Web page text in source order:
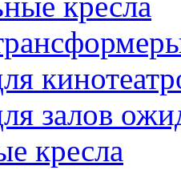
залов
кресла